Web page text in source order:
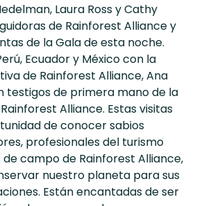
Laura Ross y Cathy
de Rainforest Alliance y
de la Gala de esta noche.
Ecuador y México con la
de Rainforest Alliance, Ana
testigos de primera mano de la
Alliance. Estas visitas
de conocer sabios
profesionales del turismo
campo de Rainforest Alliance,
nuestro planeta para sus
Están encantadas de ser